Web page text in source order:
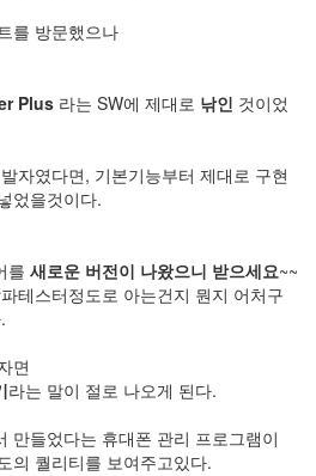
를 방문했으나
Plus 라는 SW에 제대로 낚인 것이었
자였다면, 기본기능부터 제대로 구현
었을것이다.
를 새로운 버전이 나왔으니 받으세요~~
테스터정도로 아는건지 뭔지 어처구
면
라는 말이 절로 나오게 된다.
만들었다는 휴대폰 관리 프로그램이
의 퀄리티를 보여주고있다.